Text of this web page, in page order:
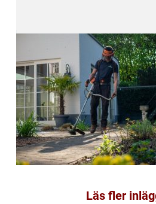
Läs fler